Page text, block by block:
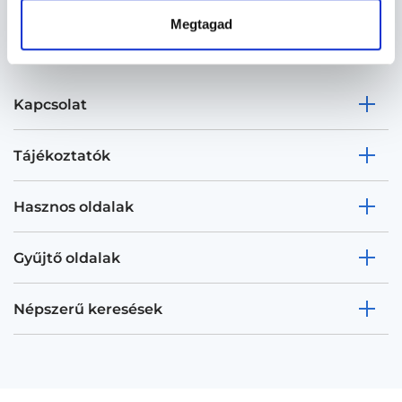
Megtagad
Kapcsolat
Tájékoztatók
Hasznos oldalak
Gyűjtő oldalak
Népszerű keresések